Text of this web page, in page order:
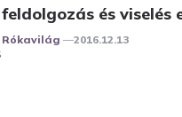
feldolgozás és viselés
Posted
Rókavilág 2016.12.13